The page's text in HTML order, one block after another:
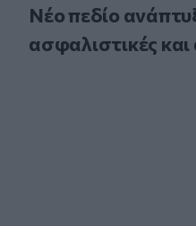
Νέο πεδίο
ασφαλιστικές